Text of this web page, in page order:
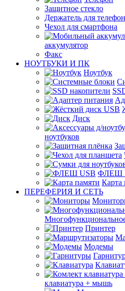
Защитное стекло
Держатель для
Чехол для смартфона
аккумулятор
Факс
НОУТБУКИ И ПК
Ноутбук
Диск
ноутбуков
ФЛЕШ
Карта
ПЕРЕФЕРИЯ И СЕТЬ
Принтер
Модемы
клавиатура + мышь